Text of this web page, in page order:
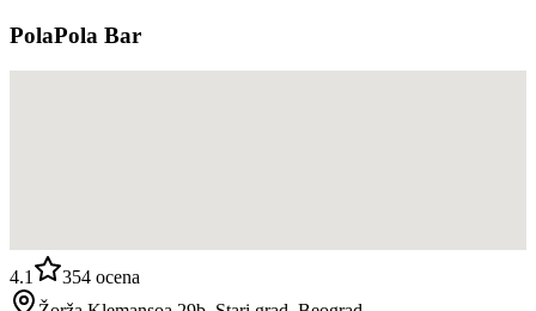
PolaPola Bar
4.1 354 ocena